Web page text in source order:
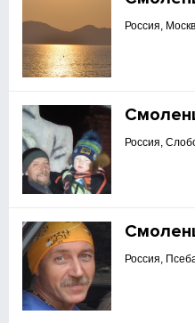
Россия,
Россия,
Россия,